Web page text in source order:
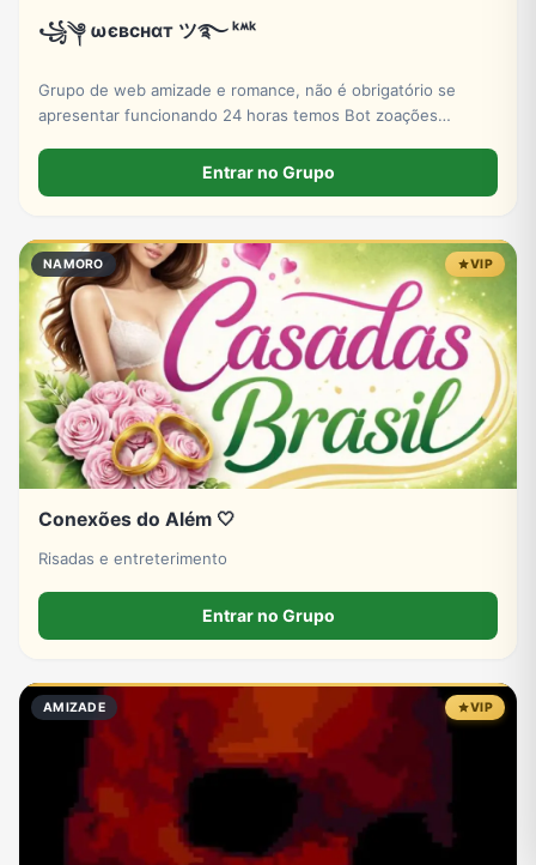
꧁༆ ωєвㅤcнαт ツ࿐ ᵏᔿᵏ
Grupo de web amizade e romance, não é obrigatório se
apresentar funcionando 24 horas temos Bot zoações
Entrar no Grupo
NAMORO VIP
Conexões do Além 🤍
Risadas e entreterimento
Entrar no Grupo
AMIZADE VIP